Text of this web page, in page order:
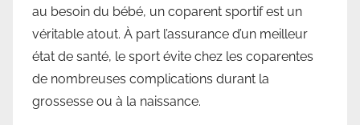
au besoin du bébé, un coparent sportif est un
véritable atout. À part l’assurance d’un meilleur
état de santé, le sport évite chez les coparentes
de nombreuses complications durant la
grossesse ou à la naissance.